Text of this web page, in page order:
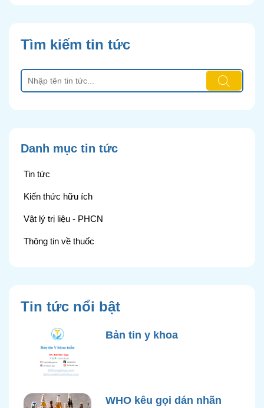
Tìm kiếm tin tức
Danh mục tin tức
Tin tức
Kiến thức hữu ích
Vật lý trị liệu - PHCN
Thông tin về thuốc
Tin tức nổi bật
Bản tin y khoa
WHO kêu gọi dán nhãn